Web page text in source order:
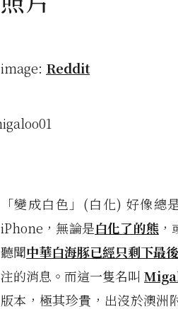
image: Reddit
「變成白色」(白化) 好像總
iPhone，無論是白化了的熊，
聽聞中華白海豚已經只剩下最
注的消息。而這一隻名叫
版本，極其珍貴，出沒於澳洲